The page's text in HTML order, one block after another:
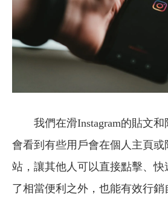
我們在滑Instagram的貼文和
會看到有些用戶會在個人主頁或
站，讓其他人可以直接點擊、快
了相當便利之外，也能有效行銷